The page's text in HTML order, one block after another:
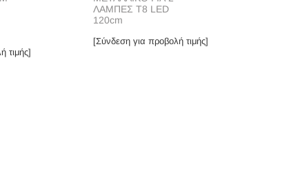
τιμής]
ΛΑΜΠΕΣ Τ8 LED
120cm
[Σύνδεση για προβολή τιμής]